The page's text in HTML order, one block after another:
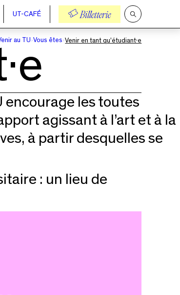
UT-CAFÉ Billetterie
Ouvrir
la
recherche
au TU Vous êtes Venir en tant qu’étudiant·e
encourage les toutes
agissant à l’art et à la
à partir desquelles se
: un lieu de